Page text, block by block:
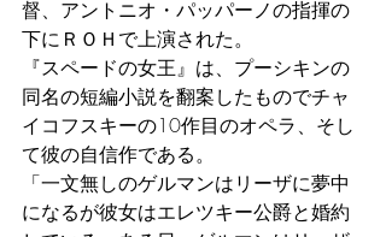
督、アントニオ・パッパーノの指揮の
下にＲＯＨで上演された。
『スペードの女王』は、プーシキンの
同名の短編小説を翻案したものでチャ
イコフスキーの10作目のオペラ、そし
て彼の自信作である。
「一文無しのゲルマンはリーザに夢中
になるが彼女はエレツキー公爵と婚約